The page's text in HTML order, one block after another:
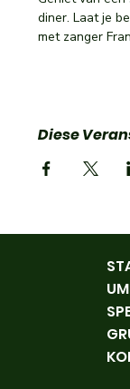
diner. Laat je
met zanger
Diese
UM